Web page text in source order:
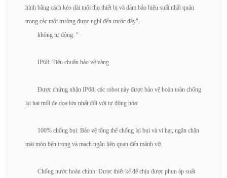
hình bằng cách kéo dài tuổi thọ thiết bị và đảm bảo hiệu suất nhất quán
trong các môi trường được nghĩ đến trước đây".
không tự động. "
IP68: Tiêu chuẩn bảo vệ vàng
Được chứng nhận IP68, các robot này được bảo vệ hoàn toàn chống
lại hai mối đe dọa lớn nhất đối với tự động hóa:
100% chống bụi: Bảo vệ tổng thể chống lại bụi và vi hạt, ngăn chặn
mài mòn bên trong và mạch ngắn liên quan đến mảnh vỡ.
Chống nước hoàn chỉnh: Được thiết kế để chịu được phun áp suất